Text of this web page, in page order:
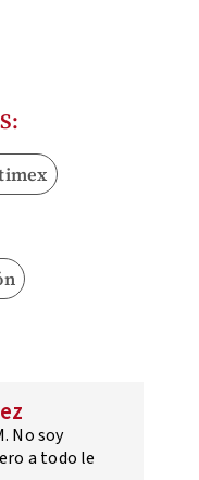
No soy
a todo le